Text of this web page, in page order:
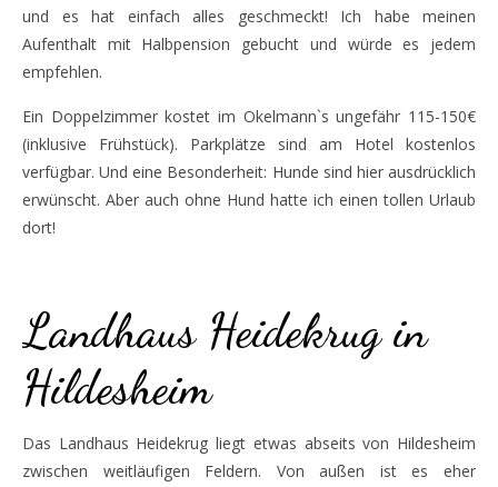
und es hat einfach alles geschmeckt! Ich habe meinen
Aufenthalt mit Halbpension gebucht und würde es jedem
empfehlen.
Ein Doppelzimmer kostet im Okelmann`s ungefähr 115-150€
(inklusive Frühstück). Parkplätze sind am Hotel kostenlos
verfügbar. Und eine Besonderheit: Hunde sind hier ausdrücklich
erwünscht. Aber auch ohne Hund hatte ich einen tollen Urlaub
dort!
Landhaus Heidekrug in
Hildesheim
Das Landhaus Heidekrug liegt etwas abseits von Hildesheim
zwischen weitläufigen Feldern. Von außen ist es eher